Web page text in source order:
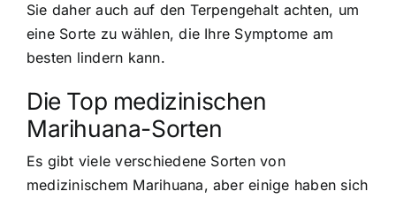
Sie daher auch auf den Terpengehalt achten, um
eine Sorte zu wählen, die Ihre Symptome am
besten lindern kann.
Die Top medizinischen
Marihuana-Sorten
Es gibt viele verschiedene Sorten von
medizinischem Marihuana, aber einige haben sich